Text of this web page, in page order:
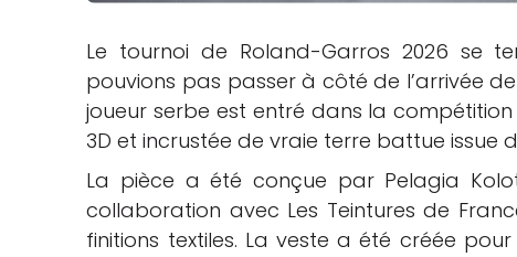
Le tournoi de Roland-Garros 2026 se
pouvions pas passer à côté de l’arrivée
joueur serbe est entré dans la
3D et incrustée de vraie terre battue issue
La pièce a été conçue par Pelagia
collaboration avec Les Teintures de
finitions textiles. La veste a été créée